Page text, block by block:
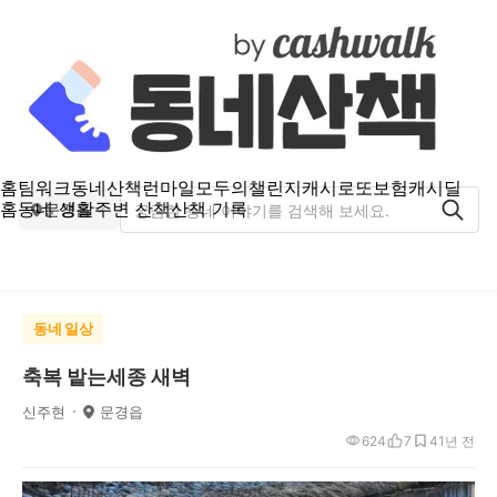
홈팀워크동네산책런마일모두의챌린지캐시로또보험캐시딜
홈동네 생활주변 산책산책 기록
문경읍
동네 일상
축복 밭는세종 새벽
신주현 문경읍
1년 전
624 7 4